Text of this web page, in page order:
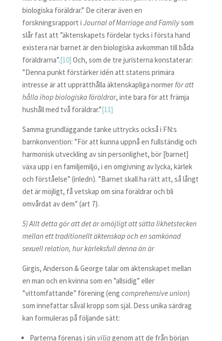
biologiska föräldrar.” De citerar även en
forskningsrapport i Journal of Marriage and Familysom
slår fast att ”äktenskapets fördelar tycks i första hand
existera när barnet är den biologiska avkomman till båda
föräldrarna”.[10] Och, som de tre juristerna konstaterar:
”Denna punkt förstärker idén att statens primära
intresse är att upprätthålla äktenskapliga normerför att
hålla ihop biologiska föräldrar, inte bara för att främja
hushåll med två föräldrar.”[11]
Samma grundläggande tanke uttrycks också i FN:s
barnkonvention: ”För att kunna uppnå en fullständig och
harmonisk utveckling av sin personlighet, bör [barnet]
växa upp i en familjemiljö, i en omgivning av lycka, kärlek
och förståelse” (inledn). ”Barnet skall ha rätt att, så långt
det är möjligt, få vetskap om sina föräldrar och bli
omvårdat av dem” (art 7).
5) Allt detta gör att det är omöjligt att sätta likhetstecken
mellan ett traditionellt äktenskap och en samkönad
sexuell relation, hur kärleksfull denna än är
Girgis, Anderson & George talar om äktenskapet mellan
en man och en kvinna som en ”allsidig” eller
”vittomfattande” förening (eng comprehensive union)
som innefattar såväl kropp som själ. Dess unika särdrag
kan formuleras på följande sätt:
Parterna förenas i sin viljagenom att de från början